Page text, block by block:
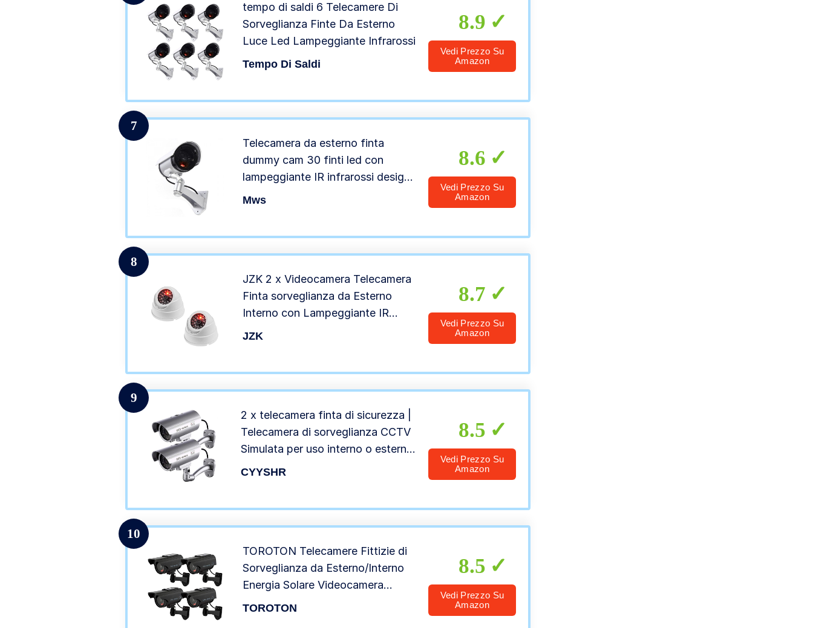
tempo di saldi 6 Telecamere Di
Sorveglianza Finte Da Esterno
Luce Led Lampeggiante Infrarossi
Tempo Di Saldi
8.9
Vedi Prezzo Su
Amazon
7
Telecamera da esterno finta
dummy cam 30 finti led con
lampeggiante IR infrarossi design
professionale CCTV MWS
Mws
8.6
Vedi Prezzo Su
Amazon
8
JZK 2 x Videocamera Telecamera
Finta sorveglianza da Esterno
Interno con Lampeggiante IR
infrarossi CCTV, Bianco
JZK
8.7
Vedi Prezzo Su
Amazon
9
2 x telecamera finta di sicurezza |
Telecamera di sorveglianza CCTV
Simulata per uso interno o esterno
con luce LED lampeggiante
CYYSHR
8.5
Vedi Prezzo Su
Amazon
10
TOROTON Telecamere Fittizie di
Sorveglianza da Esterno/Interno
Energia Solare Videocamera
Antifurto con LED Lampeggiante
TOROTON
8.5
Vedi Prezzo Su
Amazon